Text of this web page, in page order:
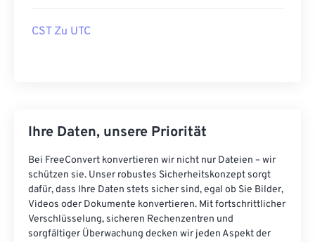
CST Zu UTC
Ihre Daten, unsere Priorität
Bei FreeConvert konvertieren wir nicht nur Dateien – wir
schützen sie. Unser robustes Sicherheitskonzept sorgt
dafür, dass Ihre Daten stets sicher sind, egal ob Sie Bilder,
Videos oder Dokumente konvertieren. Mit fortschrittlicher
Verschlüsselung, sicheren Rechenzentren und
sorgfältiger Überwachung decken wir jeden Aspekt der